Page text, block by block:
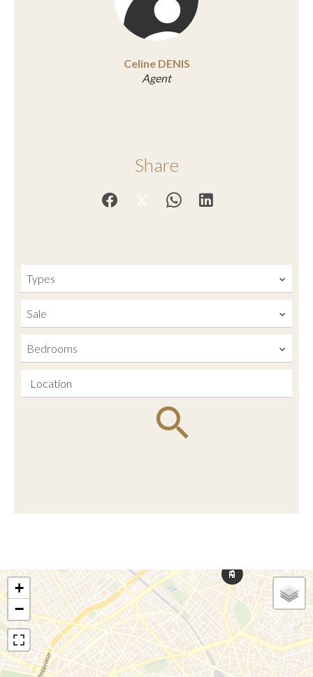
Celine DENIS
Agent
Share
Types
Sale
Bedrooms
Location
+
−